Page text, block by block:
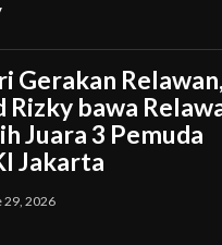
Gerakan Relawan,
Rizky bawa
Juara 3 Pemuda
Jakarta
29, 2026